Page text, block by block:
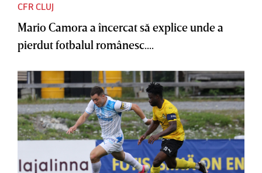
CFR CLUJ
Mario Camora a încercat să explice unde a
pierdut fotbalul românesc....